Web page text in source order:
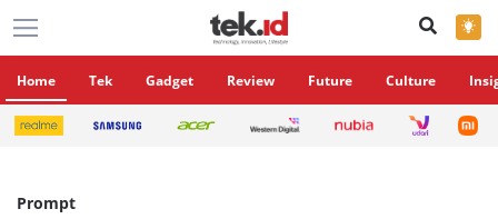
×
Home Tek Gadget Review Future Culture
Prompt